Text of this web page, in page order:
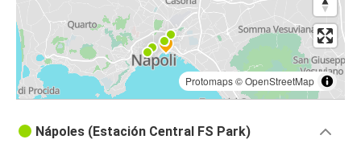
Protomaps©OpenStreetMap
Nápoles (Estación Central FS Park)